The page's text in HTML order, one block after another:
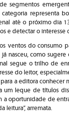
segmentos
categoria representa
até o próximo dia
e detectar o
ventos do consumo
nasceu, como sugere
segue o trilho de
do leitor,
a editora conhecer
um leque de títulos
a oportunidade de
leitura”, arremata.